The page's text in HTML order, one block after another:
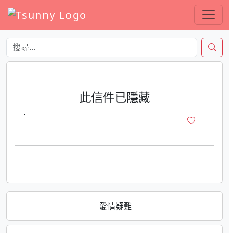
愛情疑難
此信件已隱藏
·